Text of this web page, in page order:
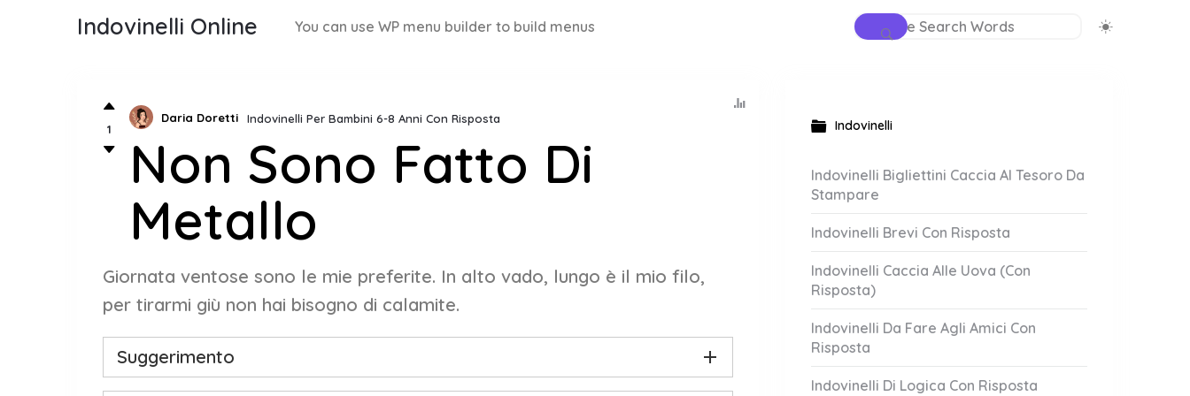
Indovinelli Online You can use WP menu builder to build menus
1
Daria Doretti Indovinelli Per Bambini 6-8 Anni Con Risposta
Non Sono Fatto Di
Metallo
Giornata ventose sono le mie preferite. In alto vado, lungo è il mio filo,
per tirarmi giù non hai bisogno di calamite.
Suggerimento
Indovinelli
Indovinelli Bigliettini Caccia Al Tesoro Da
Stampare
Indovinelli Brevi Con Risposta
Indovinelli Caccia Alle Uova (Con
Risposta)
Indovinelli Da Fare Agli Amici Con
Risposta
Indovinelli Di Logica Con Risposta